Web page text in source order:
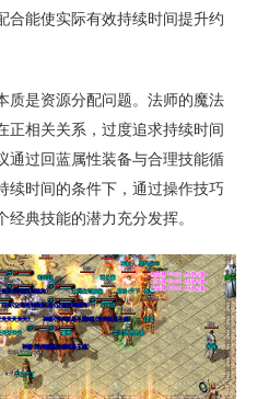
合能使实际有效持续时间提升约
质是资源分配问题。法师的魔法
正相关关系，过度追求持续时间
通过回蓝属性装备与合理技能循
续时间的条件下，通过操作技巧
典技能的潜力充分发挥。